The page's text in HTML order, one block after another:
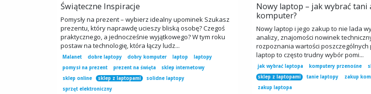
Świąteczne Inspiracje
Pomysły na prezent – wybierz idealny upominek Szukasz
prezentu, który naprawdę ucieszy bliską osobę? Czegoś
praktycznego, a jednocześnie wyjątkowego? W tym roku
postaw na technologię, która łączy ludz...
Malanet dobre laptopy dobry komputer laptop
laptopy
pomysł na prezent
prezent na święta
sklep internetowy
sklep online
sklep z laptopami
solidne laptopy
sprzęt elektroniczny
Nowy laptop – jak wybrać tani
komputer?
Nowy laptop i jego zakup to nie lada
analizy, znajomości nowinek
rozpoznania wartości poszczególnych
laptop to często trudny wybór pomi...
jak wybrać laptopa komputery przenośne
sklep z laptopami
tanie laptopy
zakup
zakup laptopa